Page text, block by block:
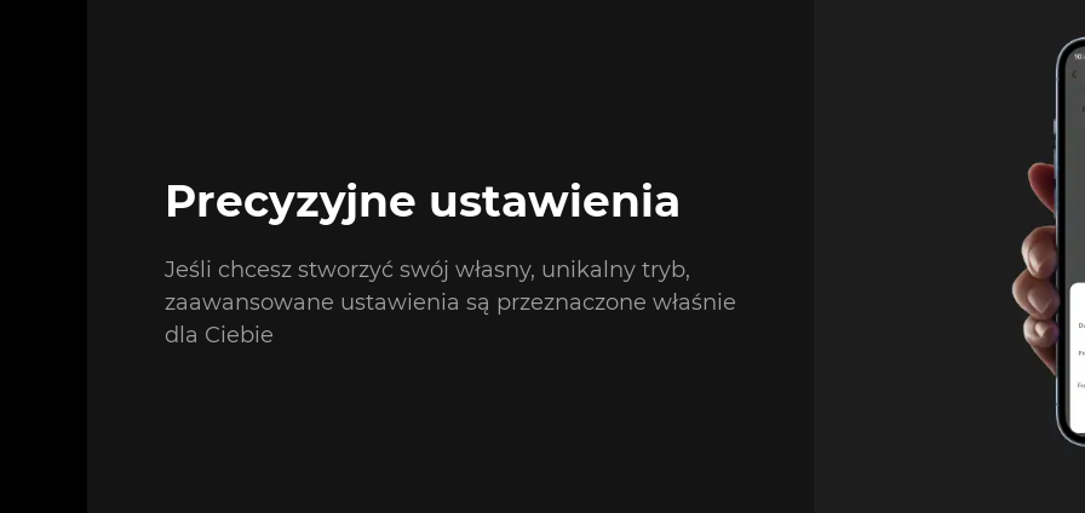
Precyzyjne ustawienia
Jeśli chcesz stworzyć swój własny, unikalny tryb,
zaawansowane ustawienia są przeznaczone właśnie
dla Ciebie